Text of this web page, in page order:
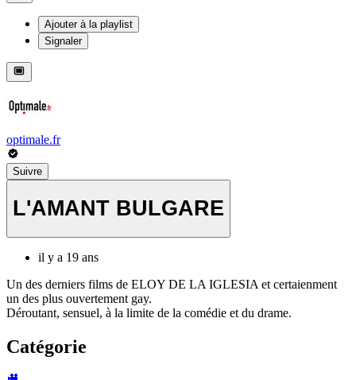
Ajouter à la playlist
Signaler
optimale.fr
Suivre
L'AMANT BULGARE
il y a 19 ans
Un des derniers films de ELOY DE LA IGLESIA et certaienment
un des plus ouvertement gay.
Déroutant, sensuel, à la limite de la comédie et du drame.
Catégorie